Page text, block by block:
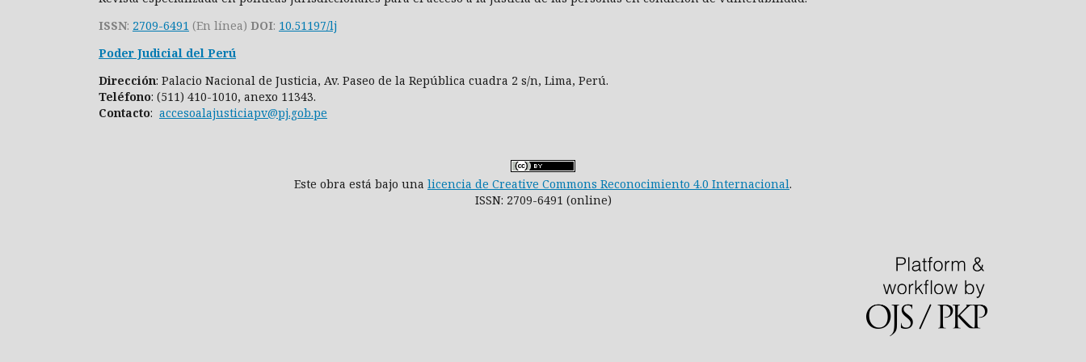
ISSN: 2709-6491 (En línea) DOI: 10.51197/lj
Poder Judicial del Perú
Dirección: Palacio Nacional de Justicia, Av. Paseo de la República cuadra 2 s/n, Lima, Perú.
Teléfono: (511) 410-1010, anexo 11343.
Contacto: accesoalajusticiapv@pj.gob.pe
Este obra está bajo una licencia de Creative Commons Reconocimiento 4.0 Internacional.
ISSN: 2709-6491 (online)